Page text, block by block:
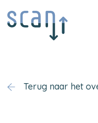
Terug naar het